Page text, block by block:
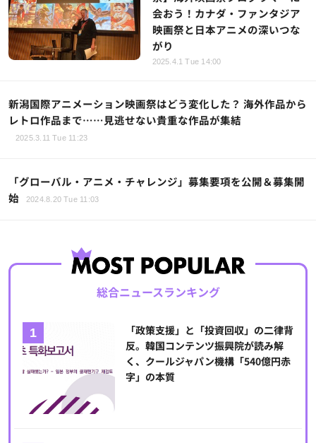
会おう！カナダ・ファンタジア
映画祭と日本アニメの深いつな
がり
2025.4.1 Tue 14:00
新潟国際アニメーション映画祭はどう変化した？ 海外作品から
レトロ作品まで……見逃せない貴重な作品が集結
2025.3.11 Tue 11:23
「グローバル・アニメ・チャレンジ」募集要項を公開＆募集開
始
2024.8.20 Tue 11:03
総合ニュースランキング
「政策支援」と「投資回収」の二律背
反。韓国コンテンツ振興院が読み解
く、クールジャパン機構「540億円赤
字」の本質